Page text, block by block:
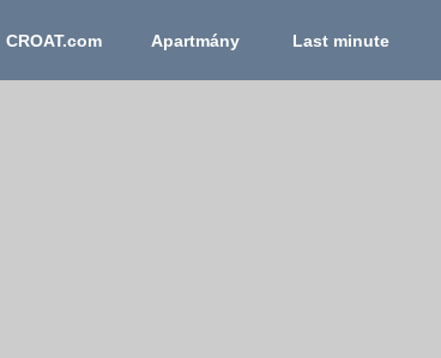
CROAT.com Apartmány Last minute